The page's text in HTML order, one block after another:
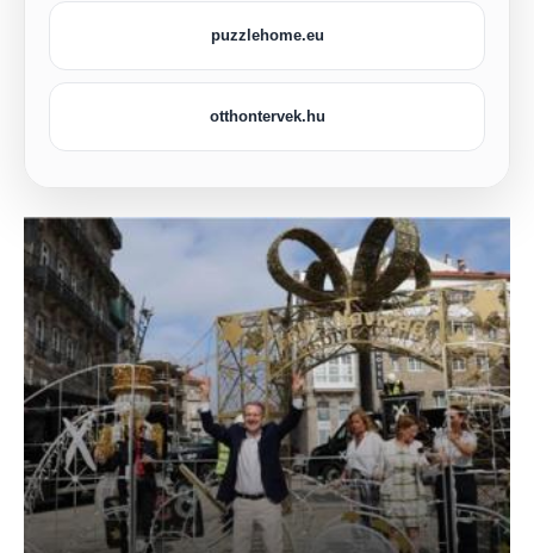
puzzlehome.eu
otthontervek.hu